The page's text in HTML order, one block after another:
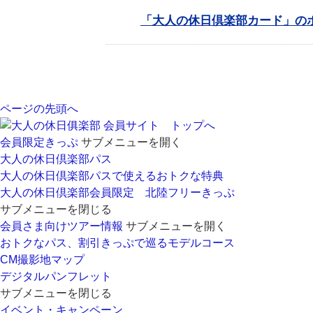
「大人の休日倶楽部カード」
ページの先頭へ
会員サイト トップへ
会員限定きっぷ サブメニューを開く
大人の休日倶楽部パス
大人の休日倶楽部パスで使えるおトクな特典
大人の休日倶楽部会員限定 北陸フリーきっぷ
サブメニューを閉じる
会員さま向けツアー情報 サブメニューを開く
おトクなパス、割引きっぷで巡るモデルコース
CM撮影地マップ
デジタルパンフレット
サブメニューを閉じる
イベント・キャンペーン